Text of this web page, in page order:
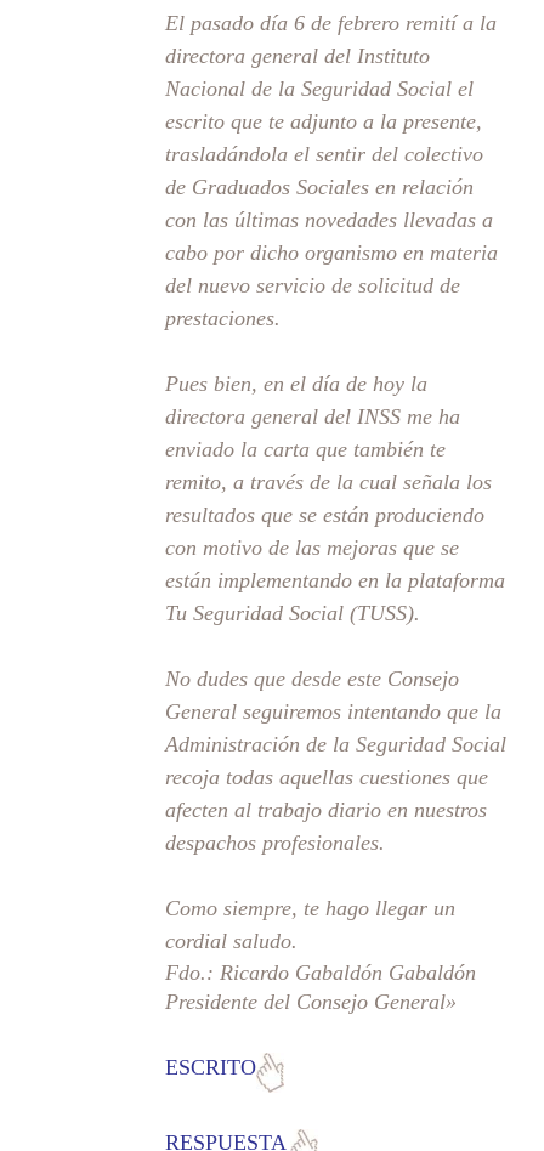
El pasado día 6 de febrero remití a la
directora general del Instituto
Nacional de la Seguridad Social el
escrito que te adjunto a la presente,
trasladándola el sentir del colectivo
de Graduados Sociales en relación
con las últimas novedades llevadas a
cabo por dicho organismo en materia
del nuevo servicio de solicitud de
prestaciones.
Pues bien, en el día de hoy la
directora general del INSS me ha
enviado la carta que también te
remito, a través de la cual señala los
resultados que se están produciendo
con motivo de las mejoras que se
están implementando en la plataforma
Tu Seguridad Social (TUSS).
No dudes que desde este Consejo
General seguiremos intentando que la
Administración de la Seguridad Social
recoja todas aquellas cuestiones que
afecten al trabajo diario en nuestros
despachos profesionales.
Como siempre, te hago llegar un
cordial saludo.
Fdo.: Ricardo Gabaldón Gabaldón
Presidente del Consejo General»
ESCRITO
RESPUESTA